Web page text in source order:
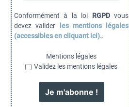
Conformément à la loi RGPDvous
devez valider
les mentions légales
(accessibles en cliquant ici)..
Mentions légales
Validez les mentions légales